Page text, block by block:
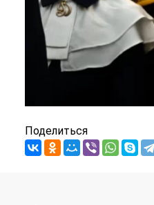
Поделиться